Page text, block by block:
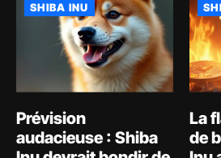
SHIBA INU
Prévision
audacieuse : Shiba
La
de